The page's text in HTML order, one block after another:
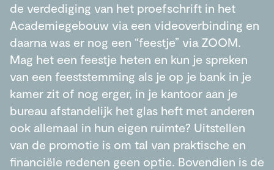
de verdediging van het proefschrift in het
Academiegebouw via een videoverbinding en
daarna was er nog een “feestje” via ZOOM.
Mag het een feestje heten en kun je spreken
van een feeststemming als je op je bank in je
kamer zit of nog erger, in je kantoor aan je
bureau afstandelijk het glas heft met anderen
ook allemaal in hun eigen ruimte? Uitstellen
van de promotie is om tal van praktische en
financiële redenen geen optie. Bovendien is de